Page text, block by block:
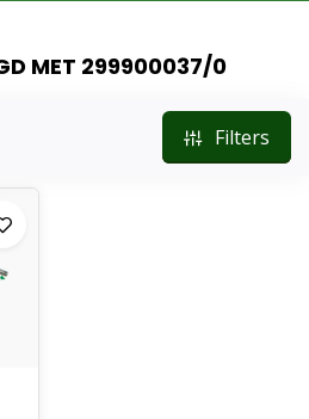
MET 299900037/0
Filters